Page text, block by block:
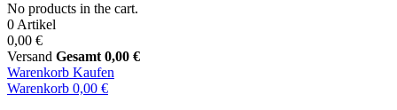
No products in the cart.
0 Artikel
0,00 €
Versand Gesamt 0,00 €
Warenkorb Kaufen
Warenkorb 0,00 €